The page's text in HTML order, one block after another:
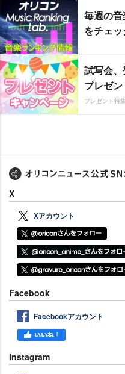
毎週の
をチェッ
試写会
プレゼン
プレゼント特集
X
Xアカウント
Facebook
Facebookアカウント
Instagram